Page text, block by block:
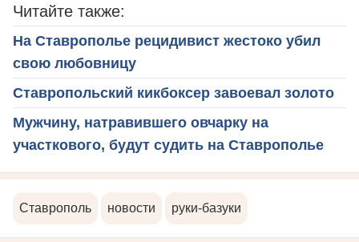
Читайте также:
На Ставрополье рецидивист жестоко убил
свою любовницу
Ставропольский кикбоксер завоевал золото
Мужчину, натравившего овчарку на
участкового, будут судить на Ставрополье
Ставрополь новости руки-базуки